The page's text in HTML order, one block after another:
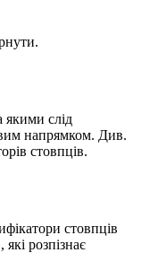
якими слід
напрямком. Див.
стовпців.
стовпців
які розпізнає